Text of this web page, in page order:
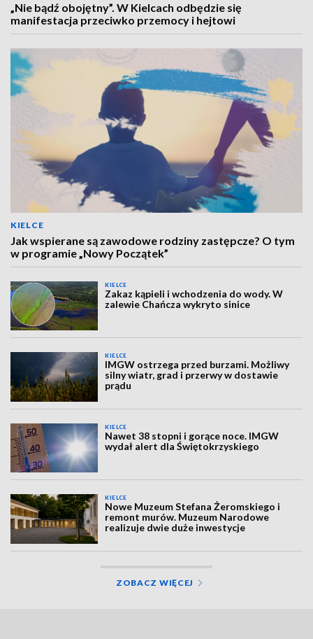
„Nie bądź obojętny”. W Kielcach odbędzie się
manifestacja przeciwko przemocy i hejtowi
KIELCE
Jak wspierane są zawodowe rodziny zastępcze? O tym
w programie „Nowy Początek”
KIELCE
Zakaz kąpieli i wchodzenia do wody. W
zalewie Chańcza wykryto sinice
KIELCE
IMGW ostrzega przed burzami. Możliwy
silny wiatr, grad i przerwy w dostawie
prądu
KIELCE
Nawet 38 stopni i gorące noce. IMGW
wydał alert dla Świętokrzyskiego
KIELCE
Nowe Muzeum Stefana Żeromskiego i
remont murów. Muzeum Narodowe
realizuje dwie duże inwestycje
ZOBACZ WIĘCEJ